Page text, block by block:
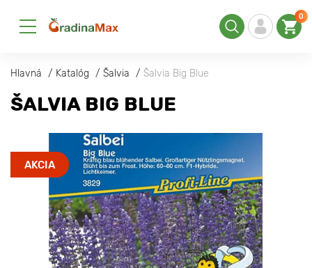
0
Hlavná Katalóg Šalvia Šalvia Big Blue
ŠALVIA BIG BLUE
AKCIA